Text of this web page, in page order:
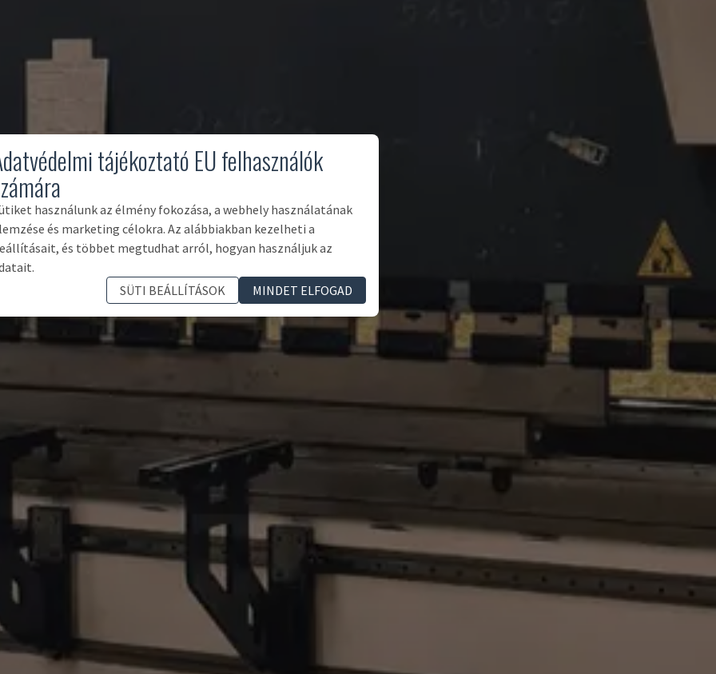
tájékoztató EU felhasználók
használunk az élmény fokozása, a webhely használatának
és marketing célokra. Az alábbiakban kezelheti a
és többet megtudhat arról, hogyan használjuk az
SÜTI BEÁLLÍTÁSOK
MINDET ELFOGAD